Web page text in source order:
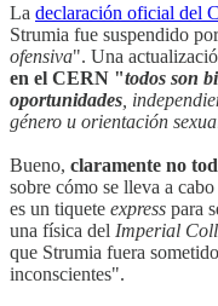
La declaración oficial del
Strumia fue suspendido
ofensiva". Una
en el CERN "todos son
oportunidades ,
género u orientación
Bueno, claramente no
sobre cómo se lleva a
es un tiquete express para
una física del Imperial
que Strumia fuera
inconscientes".